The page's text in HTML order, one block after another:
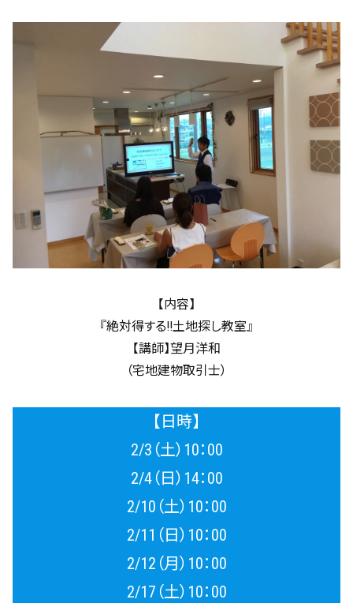
【内容】
『絶対得する!!土地探し教室』
【講師】望月洋和
（宅地建物取引士）
【日時】
2/3（土）10：00
2/4（日）14：00
2/10（土）10：00
2/11（日）10：00
2/12（月）10：00
2/17（土）10：00